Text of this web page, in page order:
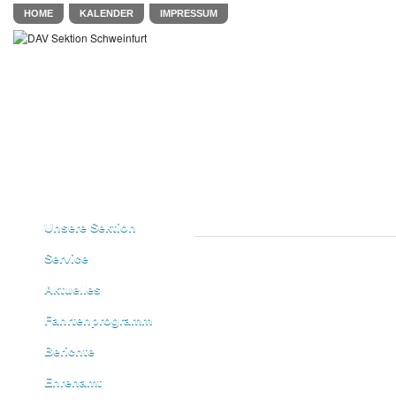
HOME KALENDER IMPRESSUM
Unsere Sektion
Service
Aktuelles
Fahrtenprogramm
Berichte
Ehrenamt